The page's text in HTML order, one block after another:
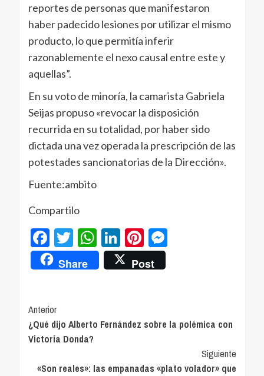
reportes de personas que manifestaron
haber padecido lesiones por utilizar el mismo
producto, lo que permitía inferir
razonablemente el nexo causal entre este y
aquellas”.
En su voto de minoría, la camarista Gabriela
Seijas propuso «revocar la disposición
recurrida en su totalidad, por haber sido
dictada una vez operada la prescripción de las
potestades sancionatorias de la Dirección».
Fuente:ambito
Compartilo
Facebook
Twitter
WhatsApp
LinkedIn
Pinterest
Messenger
Share Post
Navegación
de
entradas
Anterior
¿Qué dijo Alberto Fernández sobre la polémica con
Victoria Donda?
Siguiente
«Son reales»: las empanadas «plato volador» que